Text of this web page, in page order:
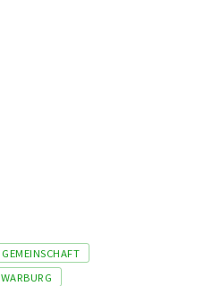
GEMEINSCHAFT
WARBURG